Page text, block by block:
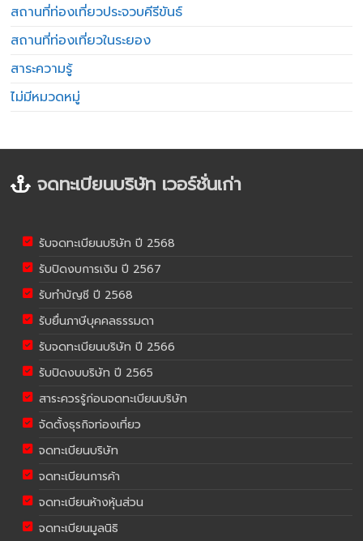
สถานที่ท่องเที่ยวประจวบคีรีขันธ์
สถานที่ท่องเที่ยวในระยอง
สาระความรู้
ไม่มีหมวดหมู่
จดทะเบียนบริษัท เวอร์ชั่นเก่า
รับจดทะเบียนบริษัท ปี 2568
รับปิดงบการเงิน ปี 2567
รับทำบัญชี ปี 2568
รับยื่นภาษีบุคคลธรรมดา
รับจดทะเบียนบริษัท ปี 2566
รับปิดงบบริษัท ปี 2565
สาระควรรู้ก่อนจดทะเบียนบริษัท
จัดตั้งธุรกิจท่องเที่ยว
จดทะเบียนบริษัท
จดทะเบียนการค้า
จดทะเบียนห้างหุ้นส่วน
จดทะเบียนมูลนิธิ